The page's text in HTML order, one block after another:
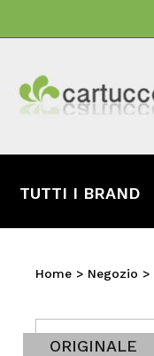
TUTTI I BRAND
Home > Negozio >
ORIGINALE